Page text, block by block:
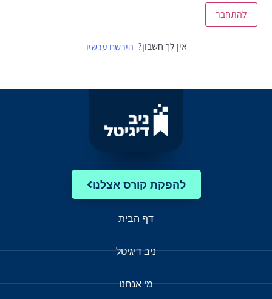
להתחבר
אין לך חשבון? הירשם עכשיו
להפקת קורס אצלנו
דף הבית
ניב דיגיטל
מי אנחנו